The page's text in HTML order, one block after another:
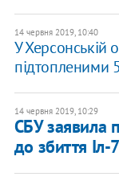
14 червня 2019, 10:40
У Херсонській
підтопленими
14 червня 2019, 10:29
СБУ заявила
до збиття